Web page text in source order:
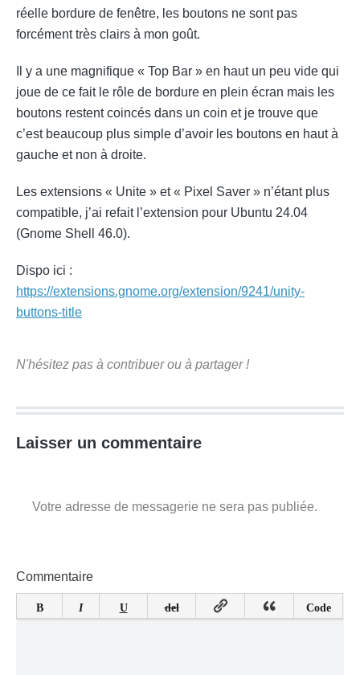
réelle bordure de fenêtre, les boutons ne sont pas
forcément très clairs à mon goût.
Il y a une magnifique « Top Bar » en haut un peu vide qui
joue de ce fait le rôle de bordure en plein écran mais les
boutons restent coincés dans un coin et je trouve que
c’est beaucoup plus simple d’avoir les boutons en haut à
gauche et non à droite.
Les extensions « Unite » et « Pixel Saver » n’étant plus
compatible, j’ai refait l’extension pour Ubuntu 24.04
(Gnome Shell 46.0).
Dispo ici :
https://extensions.gnome.org/extension/9241/unity-
buttons-title
Laisser un commentaire
Votre adresse de messagerie ne sera pas publiée.
Commentaire
B I U del Code